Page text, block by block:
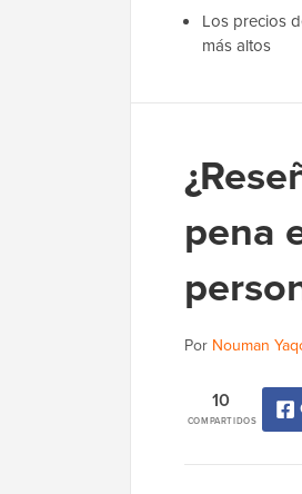
Los precios
más altos
pena
Por Nouman
COMPARTIDOS
10